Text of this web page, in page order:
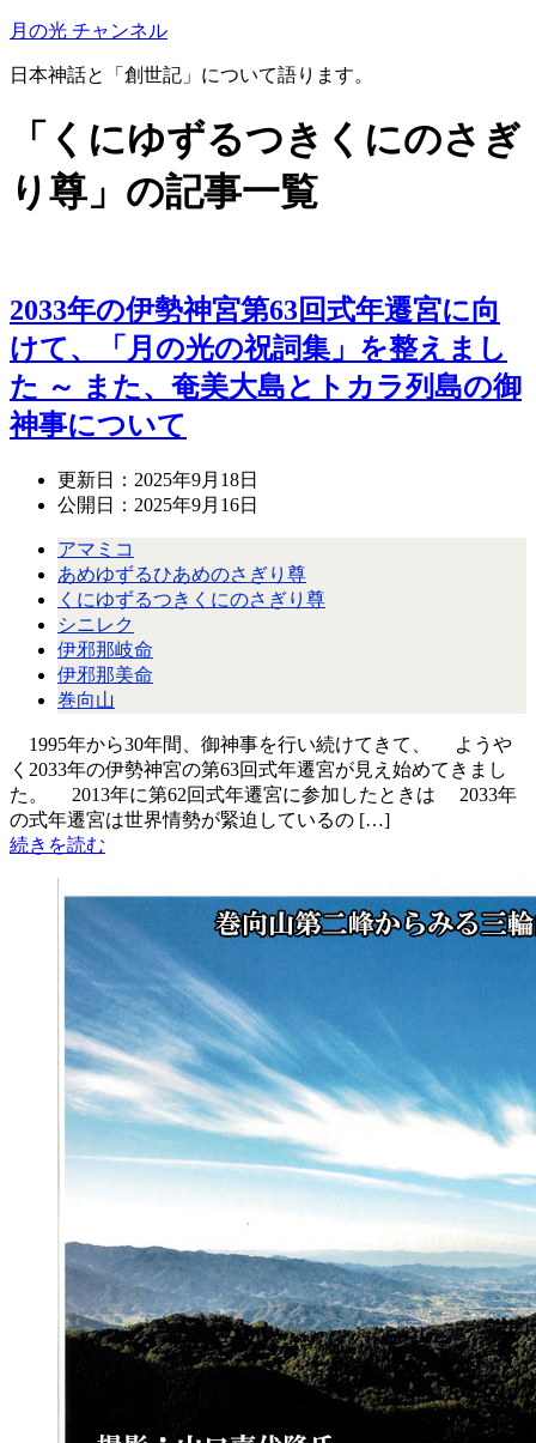
月の光 チャンネル
日本神話と「創世記」について語ります。
「くにゆずるつきくにのさぎ
り尊」の記事一覧
2033年の伊勢神宮第63回式年遷宮に向
けて、「月の光の祝詞集」を整えまし
た ～ また、奄美大島とトカラ列島の御
神事について
更新日： 2025年9月18日
公開日： 2025年9月16日
アマミコ
あめゆずるひあめのさぎり尊
くにゆずるつきくにのさぎり尊
シニレク
伊邪那岐命
伊邪那美命
巻向山
1995年から30年間、御神事を行い続けてきて、 ようや
く2033年の伊勢神宮の第63回式年遷宮が見え始めてきまし
た。 2013年に第62回式年遷宮に参加したときは 2033年
の式年遷宮は世界情勢が緊迫しているの […]
続きを読む